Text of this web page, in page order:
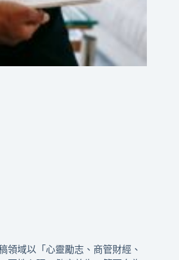
領域以「心靈勵志、商管財經、